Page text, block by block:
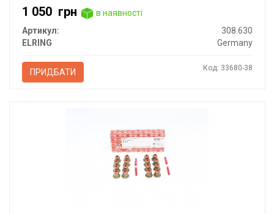
1 050 грн
в наявності
Артикул:
308.630
ELRING
Germany
ПРИДБАТИ Код: 33680-38